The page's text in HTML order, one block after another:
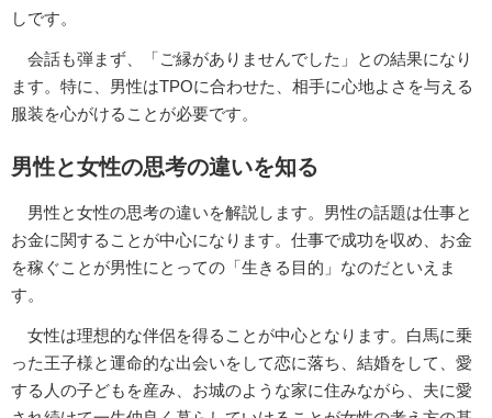
しです。
会話も弾まず、「ご縁がありませんでした」との結果になり
ます。特に、男性はTPOに合わせた、相手に心地よさを与える
服装を心がけることが必要です。
男性と女性の思考の違いを知る
男性と女性の思考の違いを解説します。男性の話題は仕事と
お金に関することが中心になります。仕事で成功を収め、お金
を稼ぐことが男性にとっての「生きる目的」なのだといえま
す。
女性は理想的な伴侶を得ることが中心となります。白馬に乗
った王子様と運命的な出会いをして恋に落ち、結婚をして、愛
する人の子どもを産み、お城のような家に住みながら、夫に愛